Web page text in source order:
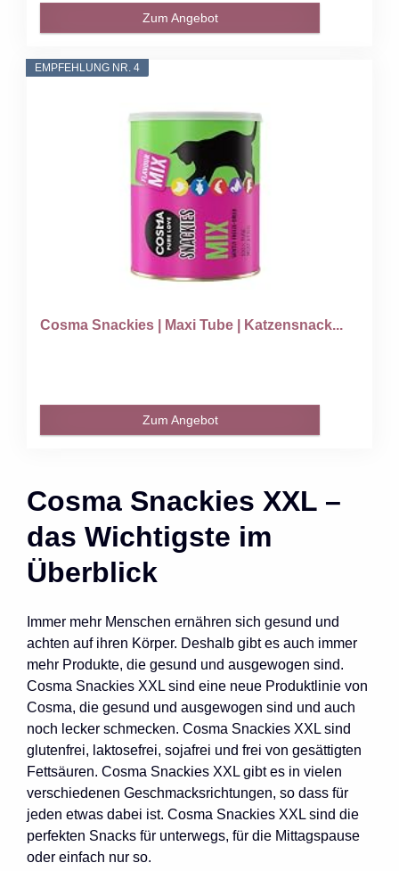
Zum Angebot
EMPFEHLUNG NR. 4
Cosma Snackies | Maxi Tube | Katzensnack...
Zum Angebot
Cosma Snackies XXL –
das Wichtigste im
Überblick
Immer mehr Menschen ernähren sich gesund und
achten auf ihren Körper. Deshalb gibt es auch immer
mehr Produkte, die gesund und ausgewogen sind.
Cosma Snackies XXL sind eine neue Produktlinie von
Cosma, die gesund und ausgewogen sind und auch
noch lecker schmecken. Cosma Snackies XXL sind
glutenfrei, laktosefrei, sojafrei und frei von gesättigten
Fettsäuren. Cosma Snackies XXL gibt es in vielen
verschiedenen Geschmacksrichtungen, so dass für
jeden etwas dabei ist. Cosma Snackies XXL sind die
perfekten Snacks für unterwegs, für die Mittagspause
oder einfach nur so.